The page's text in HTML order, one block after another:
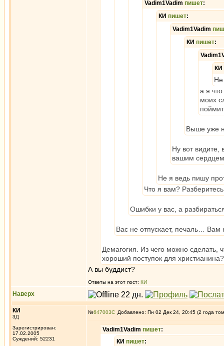
Vadim1Vadim пишет:
КИ пишет:
Vadim1Vadim
КИ пишет:
КИ
Не
а я
моих
Выше уже
Ну вот видите,
вашим
Не я ведь пишу
Что я вам?
Ошибки у вас, а
Вас не отпускает, печаль…
Демагогия. Из чего можно сделать,
хороший поступок для христианина?
А вы буддист?
Ответы на этот пост: КИ
Наверх
КИ
3Д
Зарегистрирован:
17.02.2005
Суждений: 52231
№647003 Добавлено: Пн 02 Дек 24, 20:45 (2 года
Vadim1Vadim пишет:
КИ пишет: